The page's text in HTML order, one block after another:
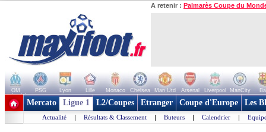
A retenir : Palmarès Coupe du
OM PSG Lyon Lille Monaco Chelsea Man Utd Arsenal Liverpool ManCity
+ de clubs
Mercato Ligue 1 L2/Coupes Etranger Coupe d'Europe Les
Actualité | Résultats & Classement | Buteurs | Calendrier |